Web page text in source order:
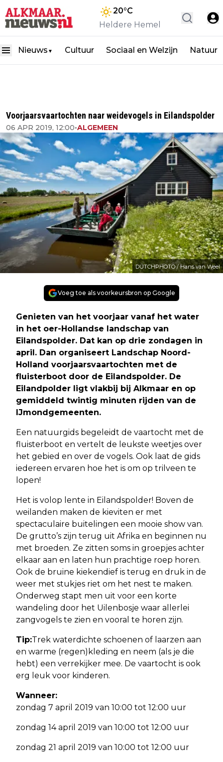
20°C
Heldere Hemel
Nieuws ▼ Cultuur Sociaal en Welzijn Natuur
Voorjaarsvaartochten naar weidevogels in Eilandspolder
06 APR 2019, 12:00•ALGEMEEN
DUTCHPHOTO / Hans van Weel
Voeg toe als voorkeursbron op Google
Genieten van het voorjaar vanaf het water
in het oer-Hollandse landschap van
Eilandspolder. Dat kan op drie zondagen in
april. Dan organiseert Landschap Noord-
Holland voorjaarsvaartochten met de
fluisterboot door de Eilandspolder. De
Eilandpolder ligt vlakbij bij Alkmaar en op
gemiddeld twintig minuten rijden van de
IJmondgemeenten.
Een natuurgids begeleidt de vaartocht met de
fluisterboot en vertelt de leukste weetjes over
het gebied en over de vogels. Ook laat de gids
iedereen ervaren hoe het is om op trilveen te
lopen!
Het is volop lente in Eilandspolder! Boven de
weilanden maken de kieviten er met
spectaculaire buitelingen een mooie show van.
De grutto’s zijn terug uit Afrika en beginnen nu
met broeden. Ze zitten soms in groepjes achter
elkaar aan en laten hun prachtige roep horen.
Ook de bruine kiekendief is terug en druk in de
weer met stukjes riet om het nest te maken.
Onderweg stapt men uit voor een korte
wandeling door het Uilenbosje waar allerlei
zangvogels te zien en vooral te horen zijn.
Tip:Trek waterdichte schoenen of laarzen aan
en warme (regen)kleding en neem (als je die
hebt) een verrekijker mee. De vaartocht is ook
erg leuk voor kinderen.
Wanneer:
zondag 7 april 2019 van 10:00 tot 12:00 uur
zondag 14 april 2019 van 10:00 tot 12:00 uur
zondag 21 april 2019 van 10:00 tot 12:00 uur